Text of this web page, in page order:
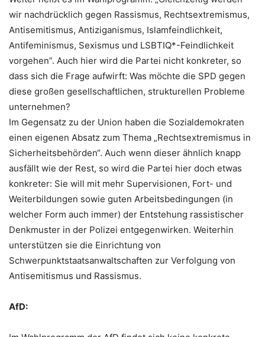
wir nachdrücklich gegen Rassismus, Rechtsextremismus,
Antisemitismus, Antiziganismus, Islamfeindlichkeit,
Antifeminismus, Sexismus und LSBTIQ*-Feindlichkeit
vorgehen”. Auch hier wird die Partei nicht konkreter, so
dass sich die Frage aufwirft: Was möchte die SPD gegen
diese großen gesellschaftlichen, strukturellen Probleme
unternehmen?
Im Gegensatz zu der Union haben die Sozialdemokraten
einen eigenen Absatz zum Thema „Rechtsextremismus in
Sicherheitsbehörden“. Auch wenn dieser ähnlich knapp
ausfällt wie der Rest, so wird die Partei hier doch etwas
konkreter: Sie will mit mehr Supervisionen, Fort- und
Weiterbildungen sowie guten Arbeitsbedingungen (in
welcher Form auch immer) der Entstehung rassistischer
Denkmuster in der Polizei entgegenwirken. Weiterhin
unterstützen sie die Einrichtung von
Schwerpunktstaatsanwaltschaften zur Verfolgung von
Antisemitismus und Rassismus.
AfD: